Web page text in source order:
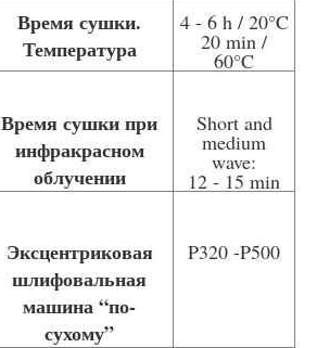
Время сушки.
Температура
4 - 6 h / 20°C
20 min /
60°C
Время сушки при
инфракрасном
облучении
Short and
medium
wave:
12 - 15 min
Эксцентриковая
шлифовальная
машина “по-
сухому”
P320 -P500